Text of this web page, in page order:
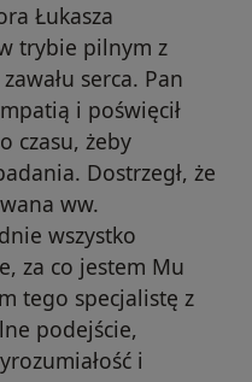
Łukasza
trybie pilnym z
serca. Pan
i poświęcił
czasu, żeby
Dostrzegł, że
ww.
wszystko
za co jestem Mu
tego specjalistę z
podejście,
i